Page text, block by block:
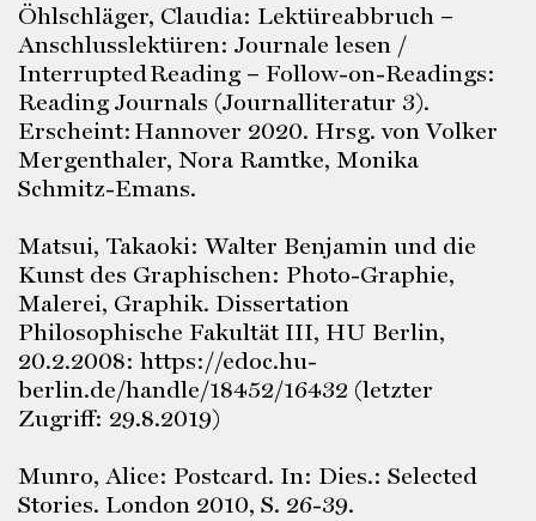
Öhlschläger, Claudia: Lektüreabbruch –
Anschlusslektüren: Journale lesen /
InterruptedReading – Follow-on-Readings:
Reading Journals (Journalliteratur 3).
Erscheint: Hannover 2020. Hrsg. von Volker
Mergenthaler, Nora Ramtke, Monika
Schmitz-Emans.
Matsui, Takaoki: Walter Benjamin und die
Kunst des Graphischen: Photo-Graphie,
Malerei, Graphik. Dissertation
Philosophische Fakultät III, HU Berlin,
20.2.2008: https://edoc.hu-
berlin.de/handle/18452/16432 (letzter
Zugriff: 29.8.2019)
Munro, Alice: Postcard. In: Dies.: Selected
Stories. London 2010, S. 26-39.